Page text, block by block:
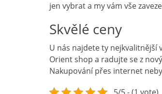
jen vybrat a my vám vše
Skvělé ceny
U nás najdete ty nejkvalitnější
Orient shop a radujte se z
Nakupování přes internet